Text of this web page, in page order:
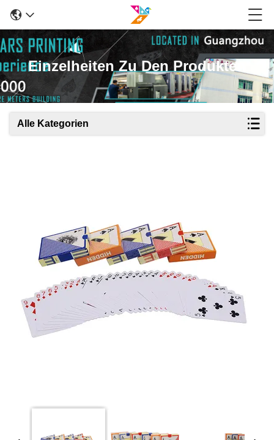
Einzelheiten Zu Den Produkten
Alle Kategorien